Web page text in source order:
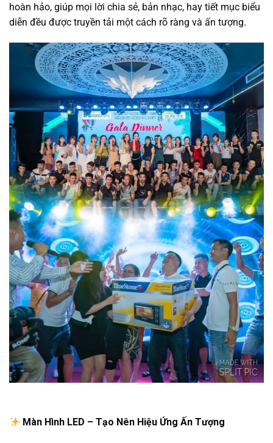
hoàn hảo, giúp mọi lời chia sẻ, bản nhạc, hay tiết mục biểu
diễn đều được truyền tải một cách rõ ràng và ấn tượng.
Màn Hình LED – Tạo Nên Hiệu Ứng Ấn Tượng